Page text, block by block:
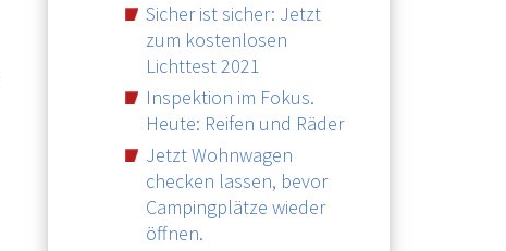
Sicher ist sicher: Jetzt
zum kostenlosen
Lichttest 2021
Inspektion im Fokus.
Heute: Reifen und Räder
Jetzt Wohnwagen
checken lassen, bevor
Campingplätze wieder
öffnen.